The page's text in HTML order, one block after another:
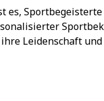
es,
Leidenschaft